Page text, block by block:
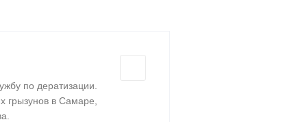
по дератизации.
грызунов в Самаре,